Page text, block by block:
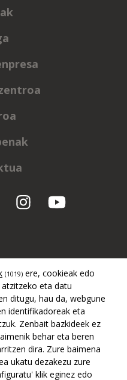
(1019) ere, cookieak edo
eta datu
ditugu, hau da, webgune
identifikadoreak eta
Zenbait bazkideek ez
behar eta beren
dira. Zure baimena
ukatu dezakezu zure
klik eginez edo